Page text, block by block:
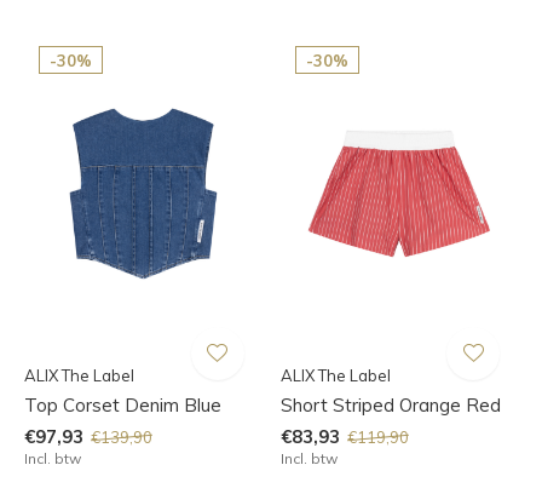
-30%
ALIX The Label
Top Corset Denim Blue
€97,93 €139,90
Incl. btw
-30%
ALIX The Label
Short Striped Orange Red
€83,93 €119,90
Incl. btw